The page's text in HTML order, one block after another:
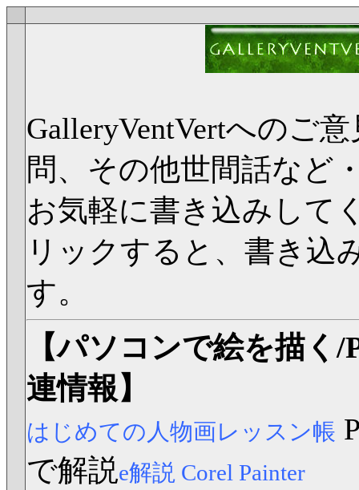
GalleryVentVertへのご
問、その他世間話など
お気軽に書き込みして
リックすると、書き込
す。
【パソコンで絵を描く
連情報】
はじめての人物画レッスン帳
で解説e解説 Corel Painter